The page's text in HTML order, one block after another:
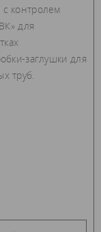
контролем
для
для
труб.